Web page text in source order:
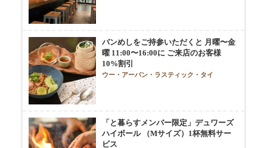
バンめしをご持参いただくと 月曜〜金
曜 11:00〜16:00に ご来店のお客様
10%割引
ウー・アーバン・ラスティック・タイ
「と暮らすメンバー限定」デュワーズ
ハイボール （Mサイズ）1杯無料サー
ビス